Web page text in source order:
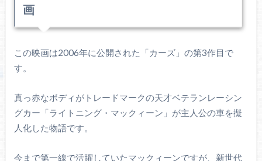
画
この映画は2006年に公開された「カーズ」の第3作目で
す。
真っ赤なボディがトレードマークの天才ベテランレーシン
グカー「ライトニング・マックィーン」が主人公の車を擬
人化した物語です。
今まで第一線で活躍していたマックィーンですが、新世代